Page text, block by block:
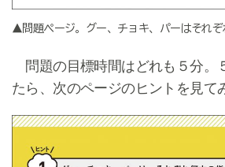
▲問題ページ。グー、チョキ、パーはそれぞ
問題の目標時間はどれも５分。
たら、次のページのヒントを見て